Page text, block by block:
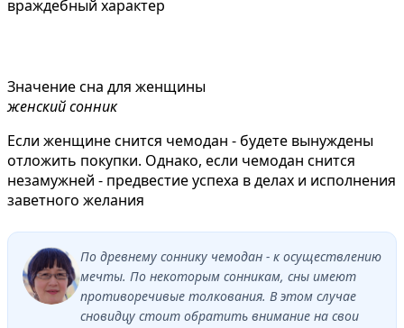
враждебный характер
Значение сна для женщины
женский сонник
Если женщине снится чемодан - будете вынуждены
отложить покупки. Однако, если чемодан снится
незамужней - предвестие успеха в делах и исполнения
заветного желания
По древнему соннику чемодан - к осуществлению
мечты. По некоторым сонникам, сны имеют
противоречивые толкования. В этом случае
сновидцу стоит обратить внимание на свои